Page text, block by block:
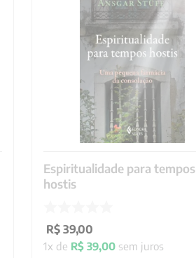
Espiritualidade para tempos
hostis
R$ 39,00
1x de R$ 39,00 sem juros